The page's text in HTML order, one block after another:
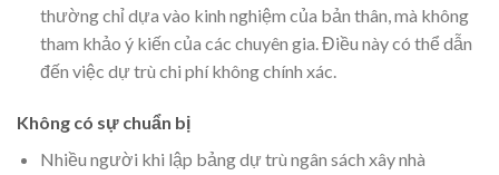
thường chỉ dựa vào kinh nghiệm của bản thân, mà không
tham khảo ý kiến của các chuyên gia. Điều này có thể dẫn
đến việc dự trù chi phí không chính xác.
Không có sự chuẩn bị
Nhiều người khi lập bảng dự trù ngân sách xây nhà